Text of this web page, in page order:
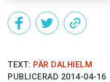
TEXT: PÄR DALHIELM
PUBLICERAD 2014-04-16